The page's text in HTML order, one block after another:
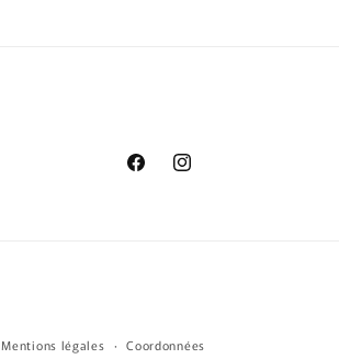
FacebookInstagram
Mentions légales
Coordonnées